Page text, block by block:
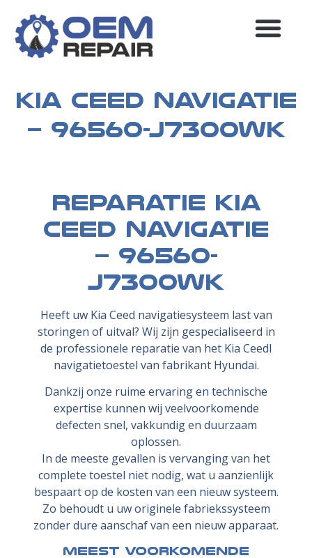
Kia Ceed navigatie
– 96560-J7300WK
Reparatie Kia
Ceed navigatie
– 96560-
J7300WK
Heeft uw Kia Ceed navigatiesysteem last van
storingen of uitval? Wij zijn gespecialiseerd in
de professionele reparatie van het Kia Ceedl
navigatietoestel van fabrikant Hyundai.
Dankzij onze ruime ervaring en technische
expertise kunnen wij veelvoorkomende
defecten snel, vakkundig en duurzaam
oplossen.
In de meeste gevallen is vervanging van het
complete toestel niet nodig, wat u aanzienlijk
bespaart op de kosten van een nieuw systeem.
Zo behoudt u uw originele fabriekssysteem
zonder dure aanschaf van een nieuw apparaat.
Meest voorkomende